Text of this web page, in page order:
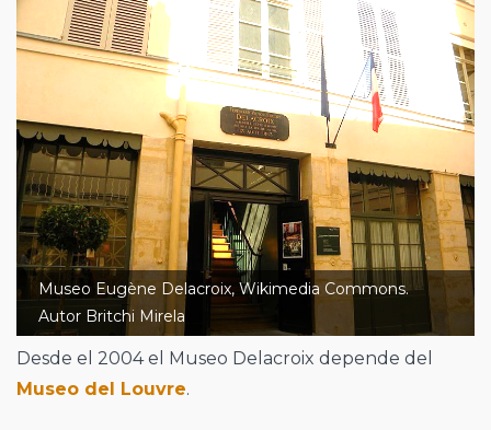
Museo Eugène Delacroix, Wikimedia Commons.
Autor Britchi Mirela
Desde el 2004 el Museo Delacroix depende del
Museo del Louvre.